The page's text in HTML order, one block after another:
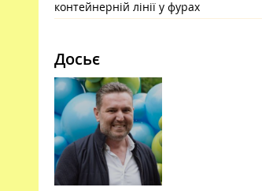
контейнерній лінії у фурах
Досьє